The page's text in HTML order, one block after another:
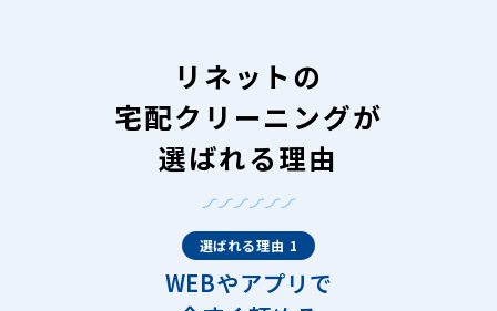
リネットの
宅配クリーニングが
選ばれる理由
選ばれる理由 1
WEBやアプリで